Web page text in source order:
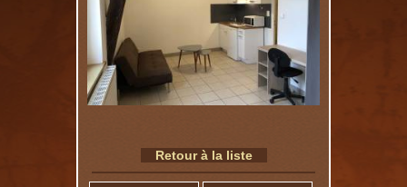
Retour à la liste